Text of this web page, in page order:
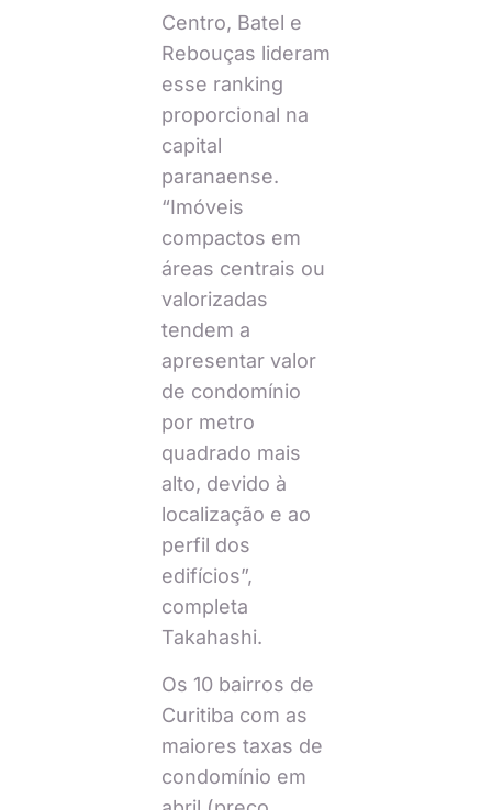
Centro, Batel e
Rebouças lideram
esse ranking
proporcional na
capital
paranaense.
“Imóveis
compactos em
áreas centrais ou
valorizadas
tendem a
apresentar valor
de condomínio
por metro
quadrado mais
alto, devido à
localização e ao
perfil dos
edifícios”,
completa
Takahashi.
Os 10 bairros de
Curitiba com as
maiores taxas de
condomínio em